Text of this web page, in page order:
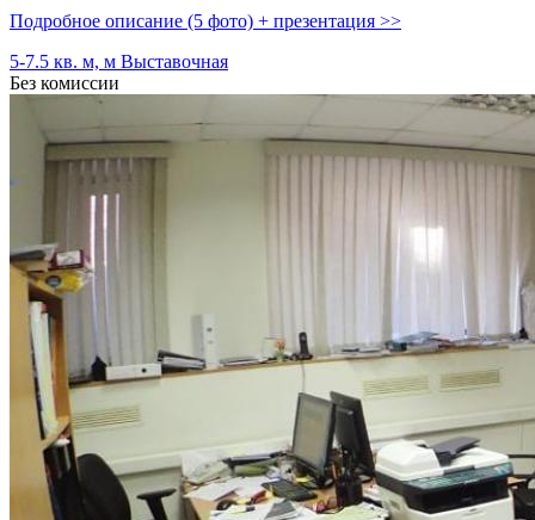
Подробное описание (5 фото) + презентация >>
5-7.5 кв. м, м Выставочная
Без комиссии